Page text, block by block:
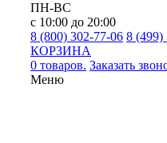
ПН-ВС
с 10:00 до 20:00
8 (800) 302-77-06 8 (499)
КОРЗИНА
0 товаров. Заказать
Меню